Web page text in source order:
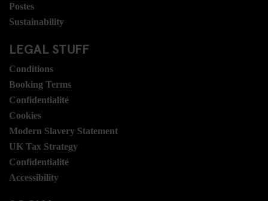
Postes
Sustainability
LEGAL STUFF
Conditions
Booking Terms
Confidentialité
Cookies
Modern Slavery Statement
UK Tax Strategy
Confidentialité
Accessibility